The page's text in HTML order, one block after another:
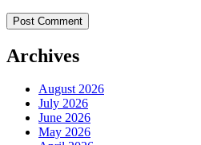
Archives
August 2026
July 2026
June 2026
May 2026